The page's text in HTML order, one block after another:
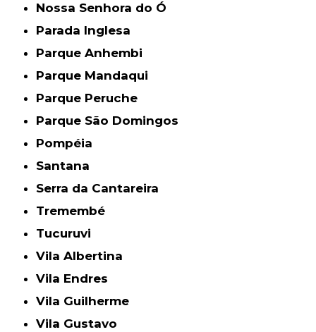
Nossa Senhora do Ó
Parada Inglesa
Parque Anhembi
Parque Mandaqui
Parque Peruche
Parque São Domingos
Pompéia
Santana
Serra da Cantareira
Tremembé
Tucuruvi
Vila Albertina
Vila Endres
Vila Guilherme
Vila Gustavo